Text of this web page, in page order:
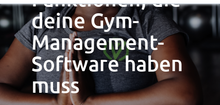
deine Gym-
Management-
Software haben
muss